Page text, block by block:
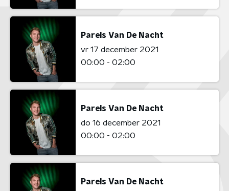
Parels Van De Nacht
vr 17 december 2021
00:00 - 02:00
Parels Van De Nacht
do 16 december 2021
00:00 - 02:00
Parels Van De Nacht